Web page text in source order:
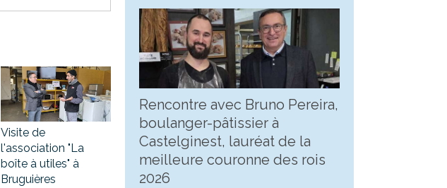
Visite de
l'association "La
boîte à utiles" à
Bruguières
Rencontre avec Bruno Pereira,
boulanger-pâtissier à
Castelginest, lauréat de la
meilleure couronne des rois
2026